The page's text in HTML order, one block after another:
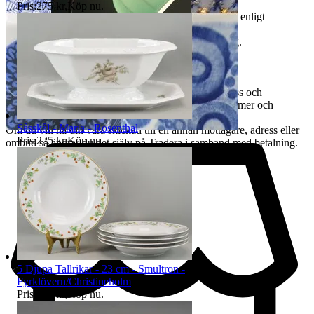
Allmänt
Hos oss handlar du tryggt och säkert. Du är skyddad enligt
Vi har F-skatt och tillämpar vinstmarginalbeskattning.
Vi skickar varor inom EU.
Det är varje enskild köpares ansvar att se till att adress och
kontaktuppgifter som är registrerade på Tradera stämmer och
fungerar.
Om du vill ha din vara skickad till en annan mottagare, adress eller
ombud så ändrar du det själv på Tradera i samband med betalning.
Pris:275 kr Köp nu.
Såsskål - Maria - Rosenthal
Pris:225 kr,Köp nu.
5 Djupa Tallrikar - 23 cm - Smultron -
Fyrklövern/Christineholm
Pris:
499 kr Köp nu.